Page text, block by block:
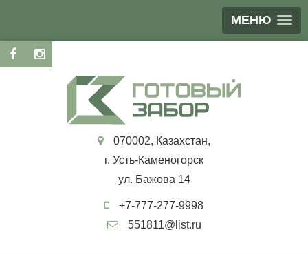
МЕНЮ
070002, Казахстан,
г. Усть-Каменогорск
ул. Бажова 14
+7-777-277-9998
551811@list.ru